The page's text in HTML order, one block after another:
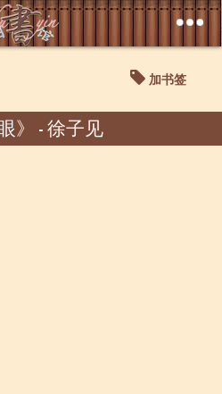
加书签
》 - 徐子见